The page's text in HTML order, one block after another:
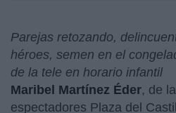
Parejas retozando,
héroes, semen en el
de la tele en horario infantil
Maribel Martínez Éder, de
espectadores Plaza del